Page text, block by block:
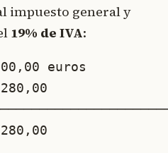
impuesto general y
19% de IVA:
euros